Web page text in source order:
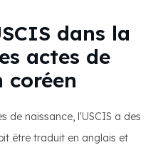
dans la
actes de
coréen
de naissance, l'USCIS a des
être traduit en anglais et